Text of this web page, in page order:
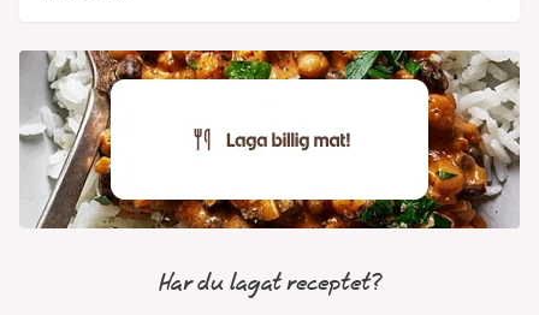
Har du lagat receptet?